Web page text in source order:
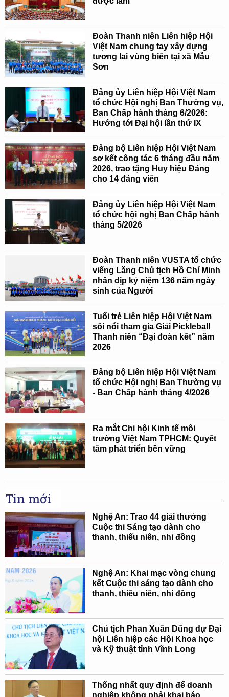
Đoàn Thanh niên Liên hiệp Hội
Việt Nam chung tay xây dựng
tương lai vùng biên tại xã Mẫu
Sơn
Đảng ủy Liên hiệp Hội Việt Nam
tổ chức Hội nghị Ban Thường vụ,
Ban Chấp hành tháng 6/2026:
Hướng tới Đại hội lần thứ IX
Đảng bộ Liên hiệp Hội Việt Nam
sơ kết công tác 6 tháng đầu năm
2026, trao tặng Huy hiệu Đảng
cho 14 đảng viên
Đảng ủy Liên hiệp Hội Việt Nam
tổ chức hội nghị Ban Chấp hành
tháng 5/2026
Đoàn Thanh niên VUSTA tổ chức
viếng Lăng Chủ tịch Hồ Chí Minh
nhân dịp kỷ niệm 136 năm ngày
sinh của Người
Tuổi trẻ Liên hiệp Hội Việt Nam
sôi nổi tham gia Giải Pickleball
Thanh niên “Đại đoàn kết” năm
2026
Đảng bộ Liên hiệp Hội Việt Nam
tổ chức Hội nghị Ban Thường vụ
- Ban Chấp hành tháng 4/2026
Ra mắt Chi hội Kinh tế môi
trường Việt Nam TPHCM: Quyết
tâm phát triển bền vững
Tin mới
Nghệ An: Trao 44 giải thưởng
Cuộc thi Sáng tạo dành cho
thanh, thiếu niên, nhi đồng
Nghệ An: Khai mạc vòng chung
kết Cuộc thi sáng tạo dành cho
thanh, thiếu niên, nhi đồng
Chủ tịch Phan Xuân Dũng dự Đại
hội Liên hiệp các Hội Khoa học
và Kỹ thuật tỉnh Vĩnh Long
Thống nhất quy định để doanh
nghiệp không phải khai báo